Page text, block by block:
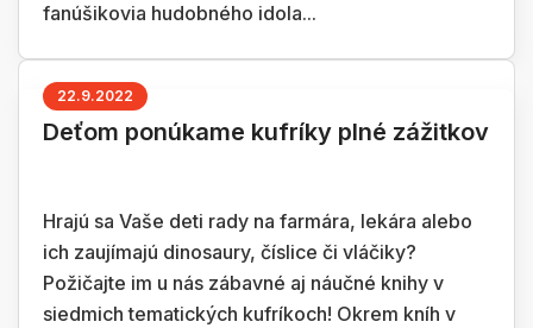
fanúšikovia hudobného idola...
22.9.2022
Deťom ponúkame kufríky plné zážitkov
Hrajú sa Vaše deti rady na farmára, lekára alebo
ich zaujímajú dinosaury, číslice či vláčiky?
Požičajte im u nás zábavné aj náučné knihy v
siedmich tematických kufríkoch! Okrem kníh v